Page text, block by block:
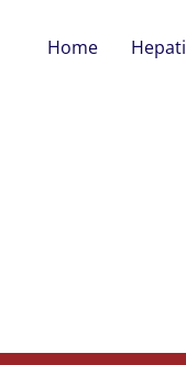
Home